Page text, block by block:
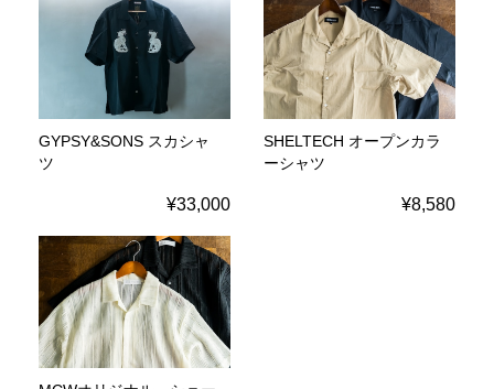
GYPSY&SONS スカシャ
ツ
¥33,000
SHELTECH オープンカラ
ーシャツ
¥8,580